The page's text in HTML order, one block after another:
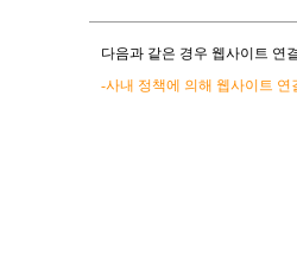
다음과 같은 경우 웹사이트 연
-사내 정책에 의해 웹사이트